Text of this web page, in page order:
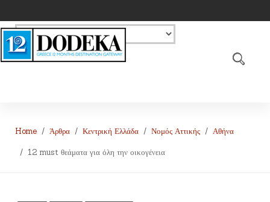
Home Άρθρα Κεντρική Ελλάδα Νομός Αττικής Αθήνα
12 must θεάματα για όλη την οικογένεια